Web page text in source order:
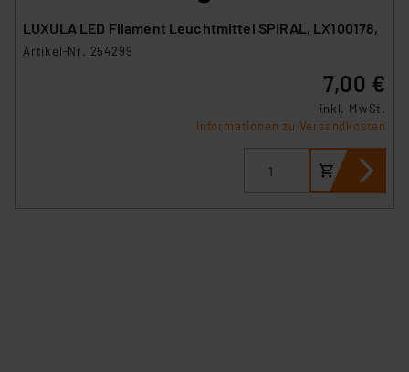
LUXULA LED Filament Leuchtmittel SPIRAL, LX100178,
Artikel-Nr. 254299
7,00 €
inkl. MwSt.
Informationen zu Versandkosten